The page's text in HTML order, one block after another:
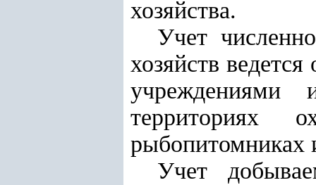
хозяйства.
Учет
хозяйств
учреждениями
территориях
рыбопитомниках
Учет